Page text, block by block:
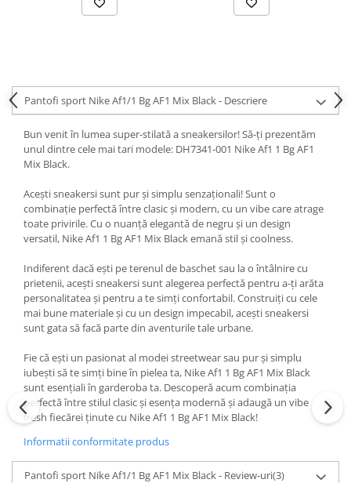
Pantofi sport Nike Af1/1 Bg AF1 Mix Black - Descriere
Bun venit în lumea super-stilată a sneakersilor! Să-ți prezentăm
unul dintre cele mai tari modele: DH7341-001 Nike Af1 1 Bg AF1
Mix Black.
Acești sneakersi sunt pur și simplu senzaționali! Sunt o
combinație perfectă între clasic și modern, cu un vibe care atrage
toate privirile. Cu o nuanță elegantă de negru și un design
versatil, Nike Af1 1 Bg AF1 Mix Black emană stil și coolness.
Indiferent dacă ești pe terenul de baschet sau la o întâlnire cu
prietenii, acești sneakersi sunt alegerea perfectă pentru a-ți arăta
personalitatea și pentru a te simți confortabil. Construiți cu cele
mai bune materiale și cu un design impecabil, acești sneakersi
sunt gata să facă parte din aventurile tale urbane.
Fie că ești un pasionat al modei streetwear sau pur și simplu
iubești să te simți bine în pielea ta, Nike Af1 1 Bg AF1 Mix Black
sunt esențiali în garderoba ta. Descoperă acum combinația
perfectă între stilul clasic și esența modernă și adaugă un vibe
fresh fiecărei ținute cu Nike Af1 1 Bg AF1 Mix Black!
Informatii conformitate produs
Pantofi sport Nike Af1/1 Bg AF1 Mix Black - Review-uri(3)